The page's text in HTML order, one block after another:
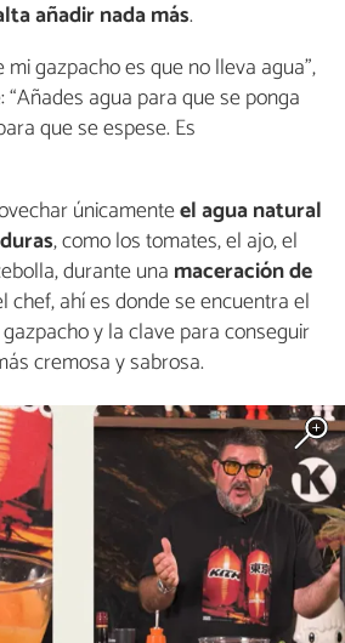
añadir nada más.
gazpacho es que no lleva agua”,
“Añades agua para que se ponga
que se espese. Es
únicamenteel agua natural
, como los tomates, el ajo, el
durante una maceración de
chef, ahí es donde se encuentra el
y la clave para conseguir
cremosa y sabrosa.